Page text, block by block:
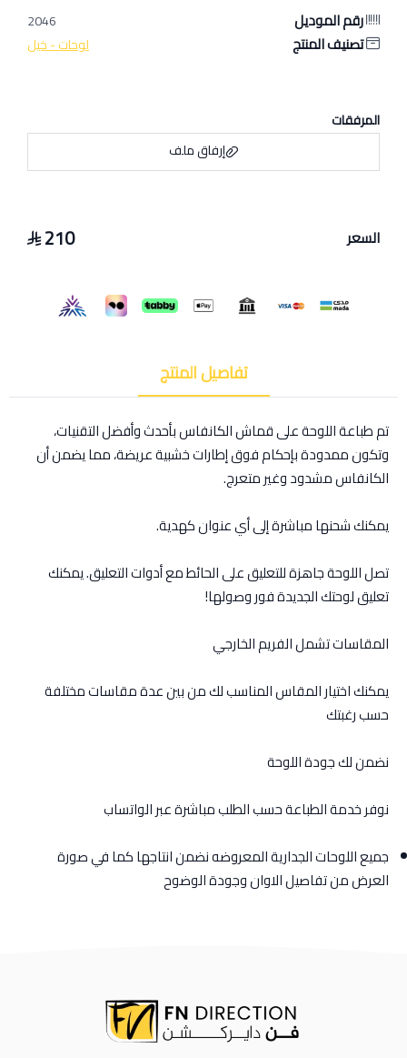
رقم الموديل 2046
تصنيف المنتج لوحات - خيل
المرفقات
إرفاق ملف
السعر 210
تفاصيل المنتج
تم طباعة اللوحة على قماش الكانفاس بأحدث وأفضل التقنيات،
وتكون ممدودة بإحكام فوق إطارات خشبية عريضة، مما يضمن أن
الكانفاس مشدود وغير متعرج.
يمكنك شحنها مباشرة إلى أي عنوان كهدية.
تصل اللوحة جاهزة للتعليق على الحائط مع أدوات التعليق. يمكنك
تعليق لوحتك الجديدة فور وصولها!
المقاسات تشمل الفريم الخارجي
يمكنك اختيار المقاس المناسب لك من بين عدة مقاسات مختلفة
حسب رغبتك
نضمن لك جودة اللوحة
نوفر خدمة الطباعة حسب الطلب مباشرة عبر الواتساب
جميع اللوحات الجدارية المعروضه نضمن انتاجها كما في صورة
العرض من تفاصيل الاوان وجودة الوضوح